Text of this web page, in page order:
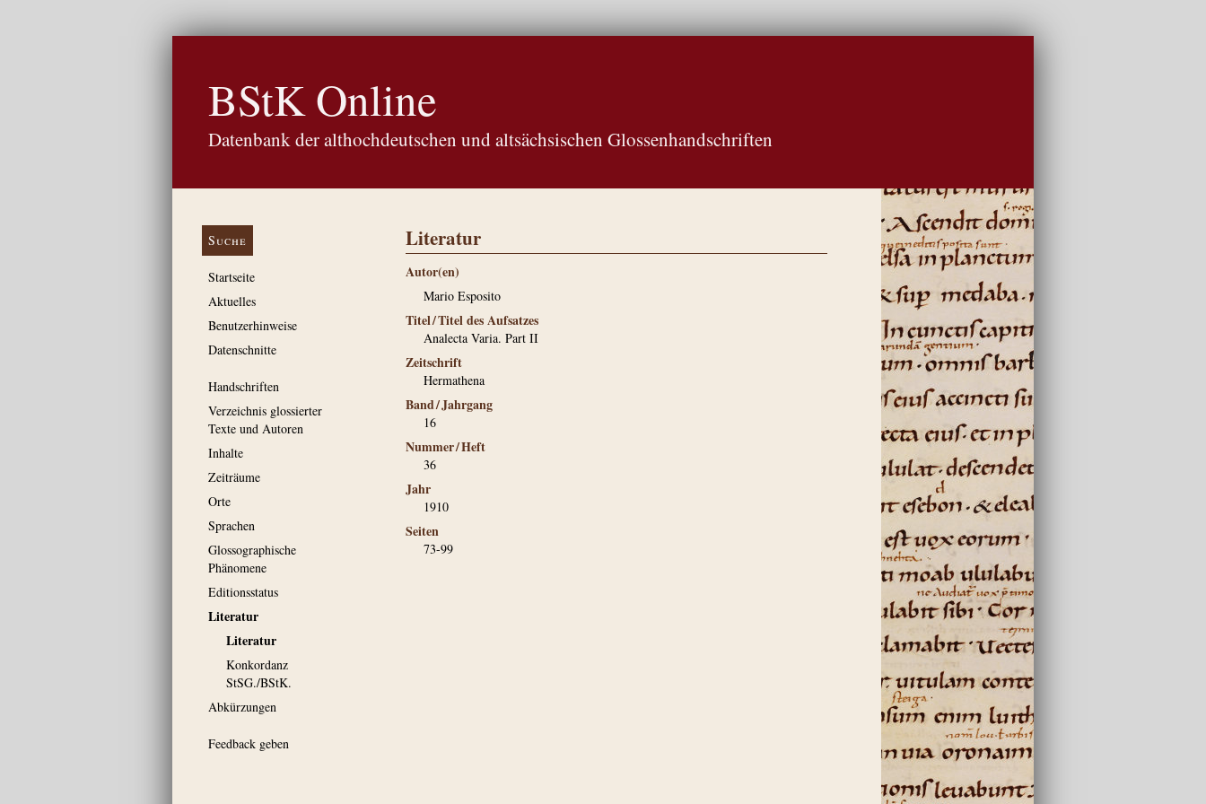
BStK Online
Datenbank der althochdeutschen und altsächsischen Glossenhandschriften
Suche
Startseite
Aktuelles
Benutzerhinweise
Datenschnitte
Handschriften
Verzeichnis glossierter
Texte und Autoren
Inhalte
Zeiträume
Orte
Sprachen
Glossographische
Phänomene
Editionsstatus
Literatur
Literatur
Konkordanz
StSG./BStK.
Abkürzungen
Feedback geben
Literatur
Autor(en)
Mario Esposito
Titel / Titel des Aufsatzes
Analecta Varia. Part II
Zeitschrift
Hermathena
Band / Jahrgang
16
Nummer / Heft
36
Jahr
1910
Seiten
73-99